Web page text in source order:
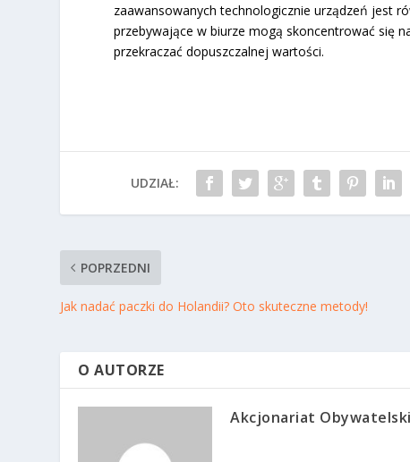
zaawansowanych technologicznie urządzeń jest
przebywające w biurze mogą skoncentrować się
przekraczać dopuszczalnej wartości.
UDZIAŁ:
POPRZEDNI
Jak nadać paczki do Holandii? Oto skuteczne metody!
O AUTORZE
Akcjonariat Obywatelski